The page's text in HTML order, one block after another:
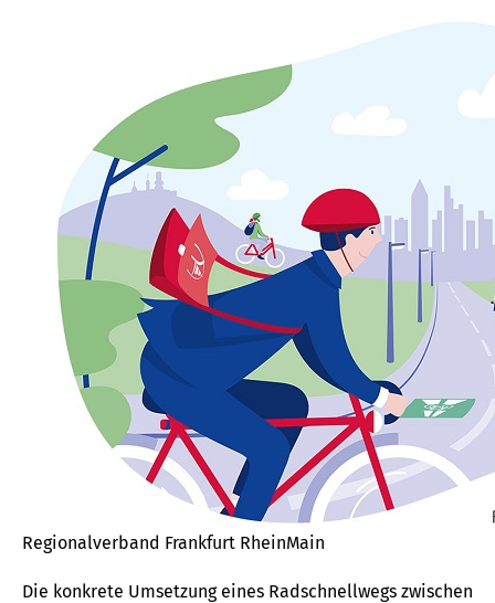
Regionalverband Frankfurt RheinMain
Die konkrete Umsetzung eines Radschnellwegs zwischen